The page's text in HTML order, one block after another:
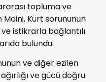
topluma ve
Kürt sorununun
istikrarla bağlantılı
bulundu:
ve diğer ezilen
ve gücü doğru